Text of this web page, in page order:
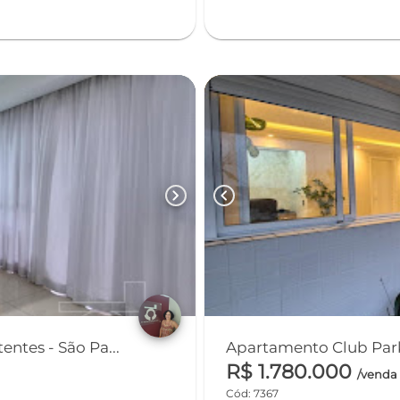
chevron_right
- São Pa...
chevron_left
Apartamento Club
R$ 1.780.000/venda
Cód: 7367